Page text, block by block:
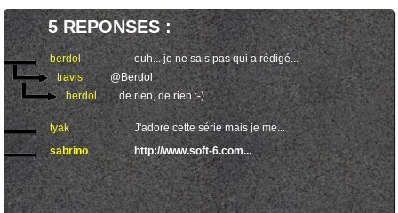
5 REPONSES :
berdol
euh... je ne sais pas qui a rédigé...
travis
@Berdol
berdol
de rien, de rien :-)...
tyak
J'adore cette série mais je me...
sabrino
http://www.soft-6.com...